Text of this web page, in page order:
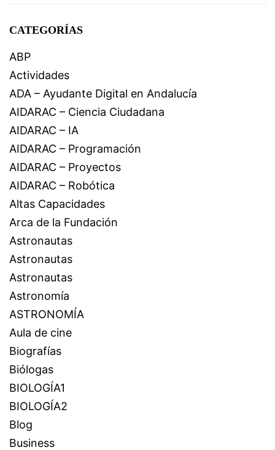
CATEGORÍAS
ABP
Actividades
ADA – Ayudante Digital en Andalucía
AIDARAC – Ciencia Ciudadana
AIDARAC – IA
AIDARAC – Programación
AIDARAC – Proyectos
AIDARAC – Robótica
Altas Capacidades
Arca de la Fundación
Astronautas
Astronautas
Astronautas
Astronomía
ASTRONOMÍA
Aula de cine
Biografías
Biólogas
BIOLOGÍA1
BIOLOGÍA2
Blog
Business